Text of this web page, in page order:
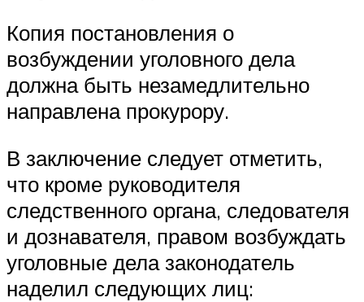
Копия постановления о
возбуждении уголовного дела
должна быть незамедлительно
направлена прокурору.
В заключение следует отметить,
что кроме руководителя
следственного органа, следователя
и дознавателя, правом возбуждать
уголовные дела законодатель
наделил следующих лиц: